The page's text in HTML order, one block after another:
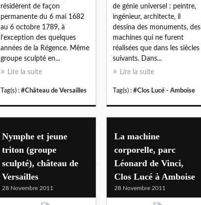
résidèrent de façon
permanente du 6 mai 1682
au 6 octobre 1789, à
l'exception des quelques
années de la Régence. Même
groupe sculpté en...
Lire la suite
Tag(s) : #Château de Versailles
de génie universel : peintre,
ingénieur, architecte, il
dessina des monuments, des
machines qui ne furent
réalisées que dans les siècles
suivants. Dans...
Lire la suite
Tag(s) : #Clos Lucé - Amboise
Nymphe et jeune
triton (groupe
sculpté), château de
Versailles
28 Novembre 2011
La machine
corporelle, parc
Léonard de Vinci,
Clos Lucé à Amboise
28 Novembre 2011